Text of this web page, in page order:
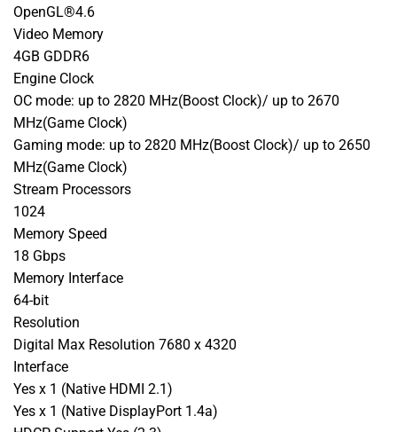
OpenGL®4.6
Video Memory
4GB GDDR6
Engine Clock
OC mode: up to 2820 MHz(Boost Clock)/ up to 2670
MHz(Game Clock)
Gaming mode: up to 2820 MHz(Boost Clock)/ up to 2650
MHz(Game Clock)
Stream Processors
1024
Memory Speed
18 Gbps
Memory Interface
64-bit
Resolution
Digital Max Resolution 7680 x 4320
Interface
Yes x 1 (Native HDMI 2.1)
Yes x 1 (Native DisplayPort 1.4a)